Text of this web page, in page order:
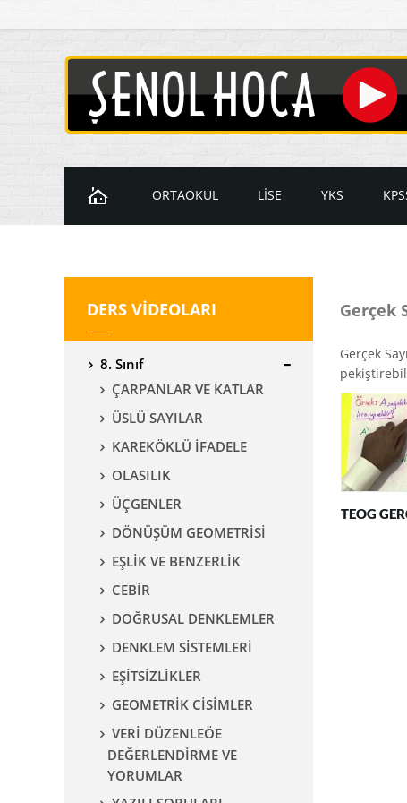
ORTAOKUL
8. Sınıf Videoları
LİSE
10. Sınıf Videoları
11. Sınıf Videoları
12. Sınıf Videoları
YKS
İleri
YKS Geometri
DERS VİDEOLARI
8. Sınıf
ÇARPANLAR VE KATLAR
ÜSLÜ SAYILAR
KAREKÖKLÜ İFADELE
OLASILIK
ÜÇGENLER
DÖNÜŞÜM GEOMETRİSİ
EŞLİK VE BENZERLİK
CEBİR
DOĞRUSAL DENKLEMLER
DENKLEM SİSTEMLERİ
EŞİTSİZLİKLER
GEOMETRİK CİSİMLER
VERİ DÜZENLEÖE
DEĞERLENDİRME VE
YORUMLAR
Gerçek
Gerçek
TEOG